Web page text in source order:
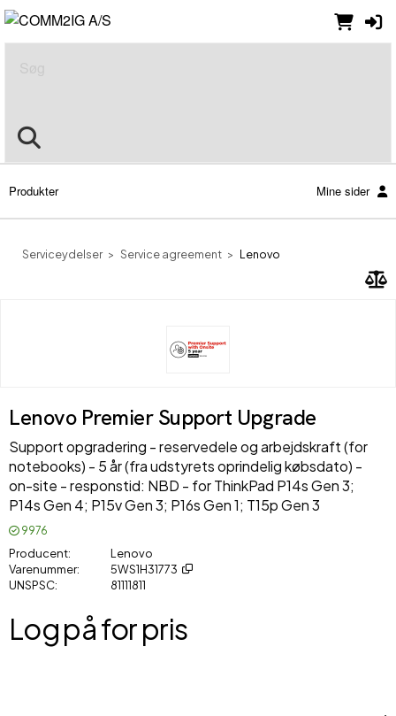
Produkter Mine sider
Serviceydelser Service agreement Lenovo
Lenovo Premier Support Upgrade
Support opgradering - reservedele og arbejdskraft (for
notebooks) - 5 år (fra udstyrets oprindelig købsdato) -
on-site - responstid: NBD - for ThinkPad P14s Gen 3;
P14s Gen 4; P15v Gen 3; P16s Gen 1; T15p Gen 3
9976
Producent
Lenovo
Varenummer
5WS1H31773
UNSPSC
81111811
Log på for pris